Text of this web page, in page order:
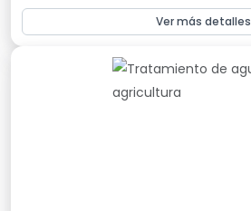
Ver más detalles